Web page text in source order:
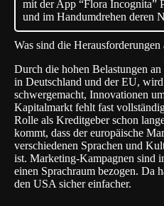
mit der App “Flora Incognita”
und im Handumdrehen deren
Was sind die Herausforderungen
Durch die hohen Belastungen
in Deutschland und der EU,
schwergemacht, Innovationen
Kapitalmarkt fehlt fast
Rolle als Kreditgeber schon
kommt, dass der europäische
verschiedenen Sprachen und
ist. Marketing-Kampagnen sind
einen Sprachraum bezogen. Da
den USA sicher einfacher.